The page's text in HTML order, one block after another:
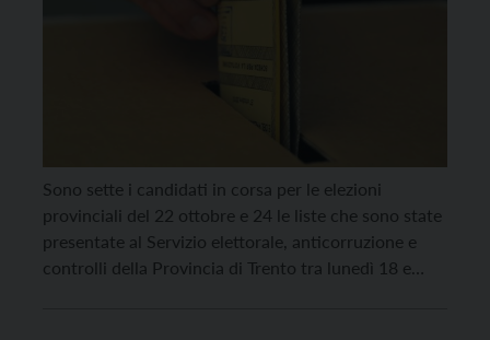
Sono sette i candidati in corsa per le elezioni
provinciali del 22 ottobre e 24 le liste che sono state
presentate al Servizio elettorale, anticorruzione e
controlli della Provincia di Trento tra lunedì 18 e